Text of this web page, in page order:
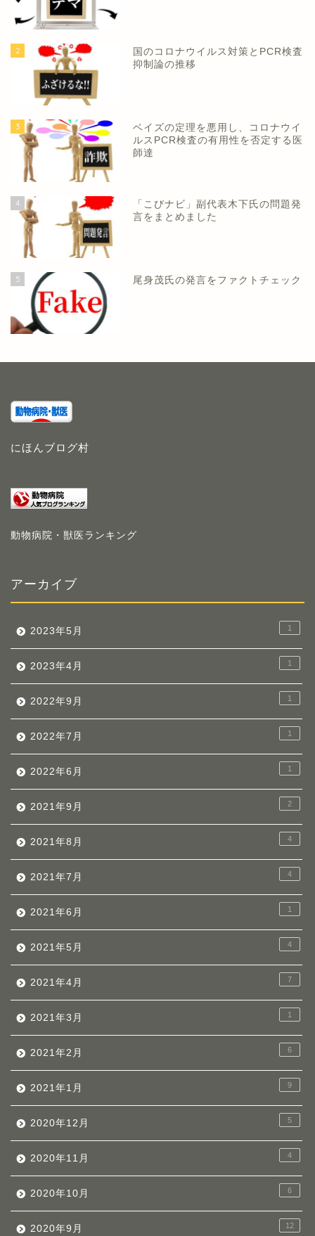
2
国のコロナウイルス対策とPCR検査
抑制論の推移
3
ベイズの定理を悪用し、コロナウイ
ルスPCR検査の有用性を否定する医
師達
4
「こびナビ」副代表木下氏の問題発
言をまとめました
5 尾身茂氏の発言をファクトチェック
にほんブログ村
動物病院・獣医ランキング
アーカイブ
2023年5月 1
2023年4月 1
2022年9月 1
2022年7月 1
2022年6月 1
2021年9月 2
2021年8月 4
2021年7月 4
2021年6月 1
2021年5月 4
2021年4月 7
2021年3月 1
2021年2月 6
2021年1月 9
2020年12月 5
2020年11月 4
2020年10月 6
2020年9月 12